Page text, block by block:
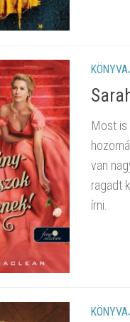
Most
van
ragadt
írni.